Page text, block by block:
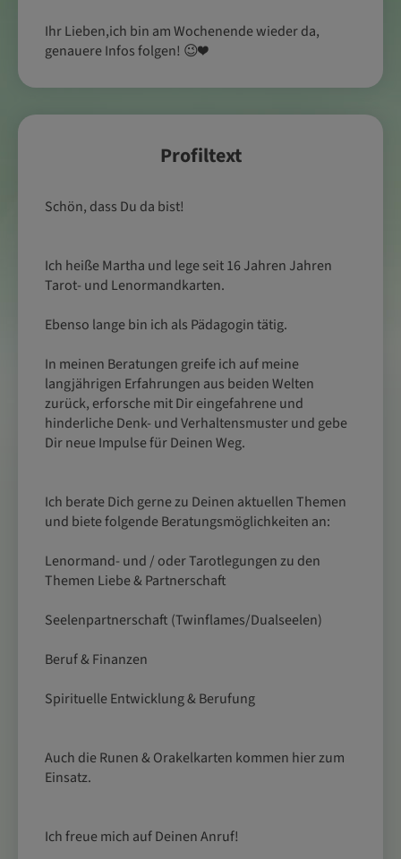
Ihr Lieben,ich bin am Wochenende wieder da,
genauere Infos folgen! 😉❤️
Profiltext
Schön, dass Du da bist!
Ich heiße Martha und lege seit 16 Jahren Jahren
Tarot- und Lenormandkarten.
Ebenso lange bin ich als Pädagogin tätig.
In meinen Beratungen greife ich auf meine
langjährigen Erfahrungen aus beiden Welten
zurück, erforsche mit Dir eingefahrene und
hinderliche Denk- und Verhaltensmuster und gebe
Dir neue Impulse für Deinen Weg.
Ich berate Dich gerne zu Deinen aktuellen Themen
und biete folgende Beratungsmöglichkeiten an:
Lenormand- und / oder Tarotlegungen zu den
Themen Liebe & Partnerschaft
Seelenpartnerschaft (Twinflames/Dualseelen)
Beruf & Finanzen
Spirituelle Entwicklung & Berufung
Auch die Runen & Orakelkarten kommen hier zum
Einsatz.
Ich freue mich auf Deinen Anruf!